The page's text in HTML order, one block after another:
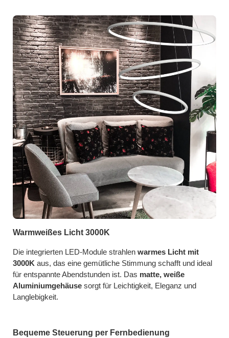
Warmweißes Licht 3000K
Die integrierten LED-Module strahlen warmes Licht mit
3000K aus, das eine gemütliche Stimmung schafft und ideal
für entspannte Abendstunden ist. Das matte, weiße
Aluminiumgehäuse sorgt für Leichtigkeit, Eleganz und
Langlebigkeit.
Bequeme Steuerung per Fernbedienung